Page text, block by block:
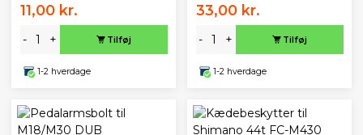
11,00 kr.
- + Tilføj
1-2 hverdage
33,00 kr.
- + Tilføj
1-2 hverdage